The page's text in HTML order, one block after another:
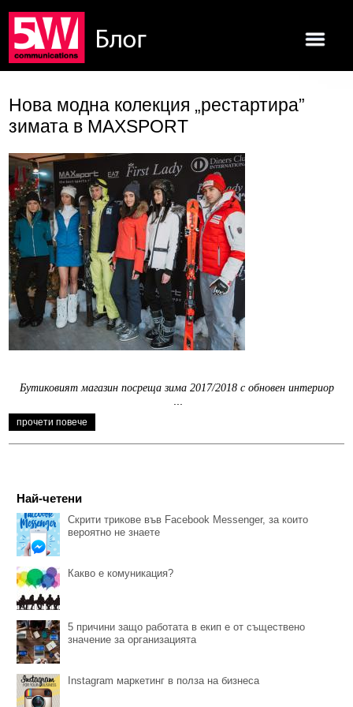
Нова модна колекция „рестартира”
зимата в MAXSPORT
Бутиковият магазин посреща зима 2017/2018 с обновен интериор
прочети повече
Най-четени
Скрити трикове във Facebook Messenger, за които
вероятно не знаете
Какво е комуникация?
5 причини защо работата в екип е от съществено
значение за организацията
Instagram маркетинг в полза на бизнеса